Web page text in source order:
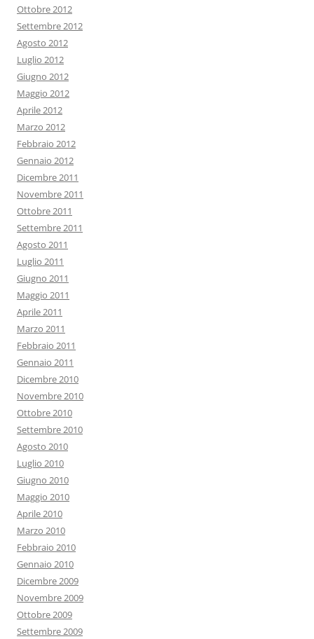
Ottobre 2012
Settembre 2012
Agosto 2012
Luglio 2012
Giugno 2012
Maggio 2012
Aprile 2012
Marzo 2012
Febbraio 2012
Gennaio 2012
Dicembre 2011
Novembre 2011
Ottobre 2011
Settembre 2011
Agosto 2011
Luglio 2011
Giugno 2011
Maggio 2011
Aprile 2011
Marzo 2011
Febbraio 2011
Gennaio 2011
Dicembre 2010
Novembre 2010
Ottobre 2010
Settembre 2010
Agosto 2010
Luglio 2010
Giugno 2010
Maggio 2010
Aprile 2010
Marzo 2010
Febbraio 2010
Gennaio 2010
Dicembre 2009
Novembre 2009
Ottobre 2009
Settembre 2009